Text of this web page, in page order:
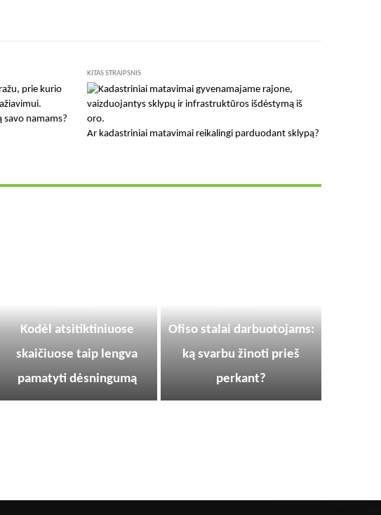
savo namams?
KITAS STRAIPSNIS
Ar kadastriniai matavimai reikalingi parduodant sklypą?
Kodėl atsitiktiniuose
skaičiuose taip lengva
pamatyti dėsningumą
Ofiso stalai darbuotojams:
ką svarbu žinoti prieš
perkant?